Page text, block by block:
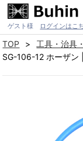
ゲスト様 ログインはこ
TOP 工具・治具
SG-106-12 ホーザン